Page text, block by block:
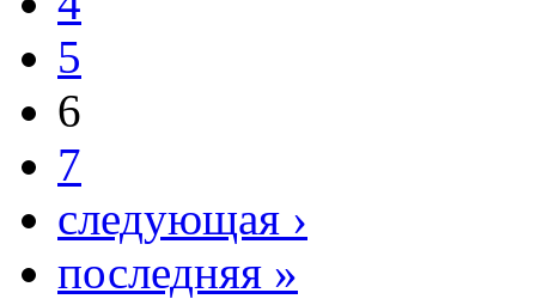
5
6
7
следующая ›
последняя »